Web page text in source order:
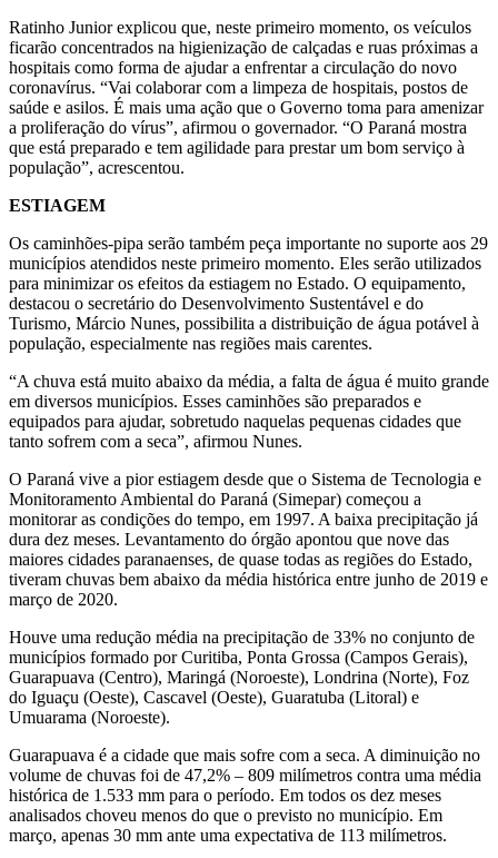
Ratinho Junior explicou que, neste primeiro momento, os veículos
ficarão concentrados na higienização de calçadas e ruas próximas a
hospitais como forma de ajudar a enfrentar a circulação do novo
coronavírus. “Vai colaborar com a limpeza de hospitais, postos de
saúde e asilos. É mais uma ação que o Governo toma para amenizar
a proliferação do vírus”, afirmou o governador. “O Paraná mostra
que está preparado e tem agilidade para prestar um bom serviço à
população”, acrescentou.
ESTIAGEM
Os caminhões-pipa serão também peça importante no suporte aos 29
municípios atendidos neste primeiro momento. Eles serão utilizados
para minimizar os efeitos da estiagem no Estado. O equipamento,
destacou o secretário do Desenvolvimento Sustentável e do
Turismo, Márcio Nunes, possibilita a distribuição de água potável à
população, especialmente nas regiões mais carentes.
“A chuva está muito abaixo da média, a falta de água é muito grande
em diversos municípios. Esses caminhões são preparados e
equipados para ajudar, sobretudo naquelas pequenas cidades que
tanto sofrem com a seca”, afirmou Nunes.
O Paraná vive a pior estiagem desde que o Sistema de Tecnologia e
Monitoramento Ambiental do Paraná (Simepar) começou a
monitorar as condições do tempo, em 1997. A baixa precipitação já
dura dez meses. Levantamento do órgão apontou que nove das
maiores cidades paranaenses, de quase todas as regiões do Estado,
tiveram chuvas bem abaixo da média histórica entre junho de 2019 e
março de 2020.
Houve uma redução média na precipitação de 33% no conjunto de
municípios formado por Curitiba, Ponta Grossa (Campos Gerais),
Guarapuava (Centro), Maringá (Noroeste), Londrina (Norte), Foz
do Iguaçu (Oeste), Cascavel (Oeste), Guaratuba (Litoral) e
Umuarama (Noroeste).
Guarapuava é a cidade que mais sofre com a seca. A diminuição no
volume de chuvas foi de 47,2% – 809 milímetros contra uma média
histórica de 1.533 mm para o período. Em todos os dez meses
analisados choveu menos do que o previsto no município. Em
março, apenas 30 mm ante uma expectativa de 113 milímetros.